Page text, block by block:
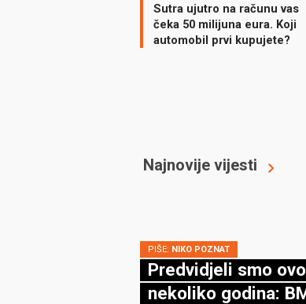
Sutra ujutro na računu vas
čeka 50 milijuna eura. Koji
automobil prvi kupujete?
Najnovije vijesti
PIŠE: NIKO POZNAT
Predvidjeli smo
nekoliko godina: